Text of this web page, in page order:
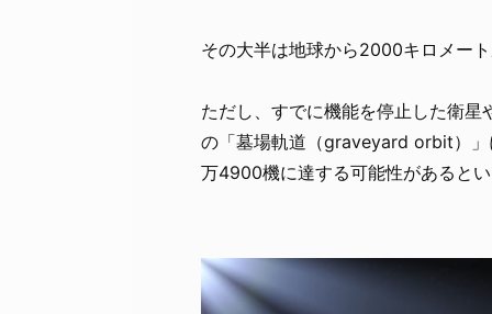
その大半は地球から2000キロメー
ただし、すでに機能を停止した衛
の「墓場軌道（graveyard orbit）」
万4900機に達する可能性があると